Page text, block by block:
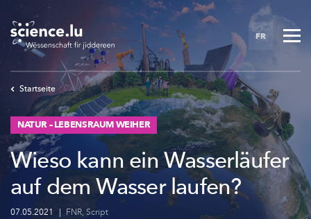
to
main
content
FR
Startseite
NATUR – LEBENSRAUM WEIHER
Wieso kann ein Wasserläufer
auf dem Wasser laufen?
07.05.2021 | FNR, Script